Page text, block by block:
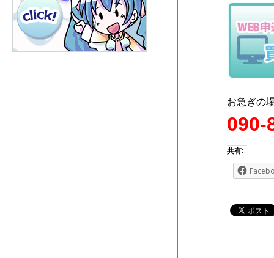
お急ぎの
090-
共有: